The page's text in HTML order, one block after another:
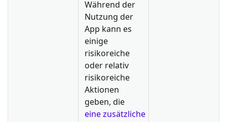
Während der
Nutzung der
App kann es
einige
risikoreiche
oder relativ
risikoreiche
Aktionen
geben, die
eine zusätzliche